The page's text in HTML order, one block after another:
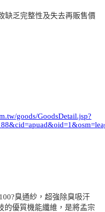
缺乏完整性及失去再販售價
goods/GoodsDetail.jsp?
臭通紗，超強除臭吸汗
的優質機能纖維，是將孟宗